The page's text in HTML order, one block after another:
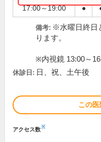
17:00～19:00 ●
備考: ※水曜日終日
ります。
※内視鏡 13:00～
休診日: 日、祝、土午後
この
アクセス数※